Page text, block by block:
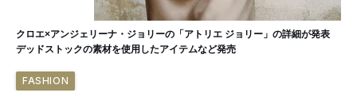
クロエ×アンジェリーナ・ジョリーの「アトリエ ジョリー」の詳細が発表
デッドストックの素材を使用したアイテムなど発売
FASHION